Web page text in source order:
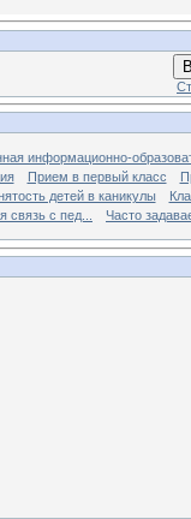
информационно-
Прием в первый класс
детей в каникулы
связь с пед... Часто